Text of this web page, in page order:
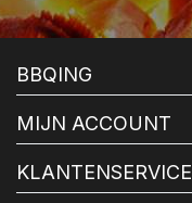
BBQING
MIJN ACCOUNT
KLANTENSERVICE